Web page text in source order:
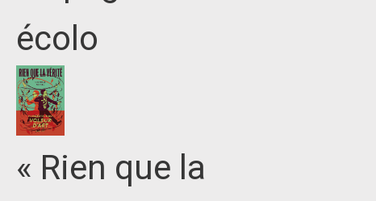
écolo
« Rien que la